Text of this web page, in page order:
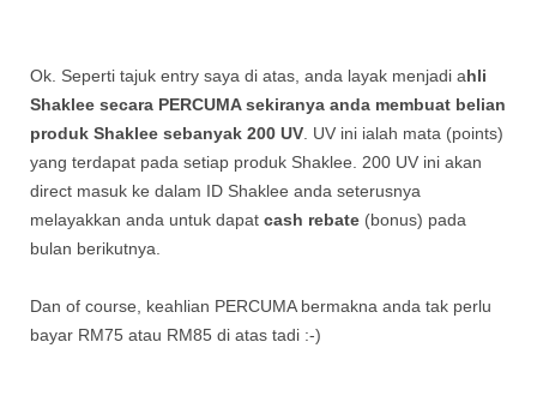
Ok. Seperti tajuk entry saya di atas, anda layak menjadi ahli
Shaklee secara PERCUMA sekiranya anda membuat belian
produk Shaklee sebanyak 200 UV . UV ini ialah mata (points)
yang terdapat pada setiap produk Shaklee. 200 UV ini akan
direct masuk ke dalam ID Shaklee anda seterusnya
melayakkan anda untuk dapat cash rebate (bonus) pada
bulan berikutnya.
Dan of course, keahlian PERCUMA bermakna anda tak perlu
bayar RM75 atau RM85 di atas tadi :-)